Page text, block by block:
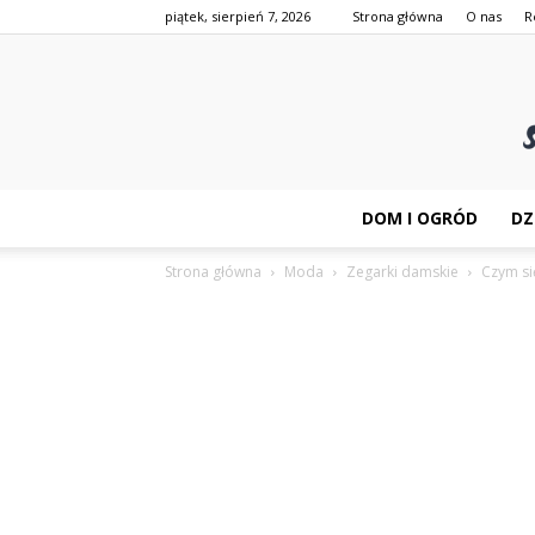
piątek, sierpień 7, 2026 Strona główna O nas
DOM I OGRÓD
Strona główna Moda Zegarki damskie Czym